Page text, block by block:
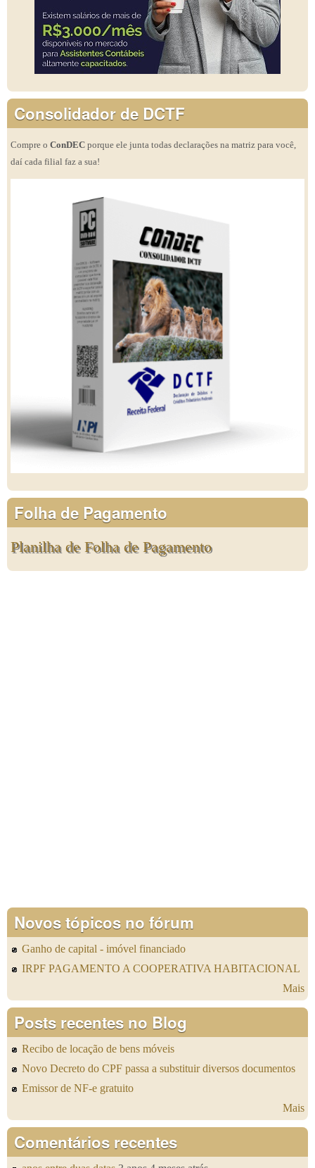
Consolidador de DCTF
Compre o ConDEC porque ele junta todas declarações na matriz para você,
daí cada filial faz a sua!
Folha de Pagamento
Planilha de Folha de Pagamento
Novos tópicos no fórum
Ganho de capital - imóvel financiado
IRPF PAGAMENTO A COOPERATIVA HABITACIONAL
Mais
Posts recentes no Blog
Recibo de locação de bens móveis
Novo Decreto do CPF passa a substituir diversos documentos
Emissor de NF-e gratuito
Mais
Comentários recentes